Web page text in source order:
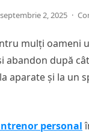
septembrie 2, 2025 ·
mulți oameni
abandon după
aparate și la un
personal